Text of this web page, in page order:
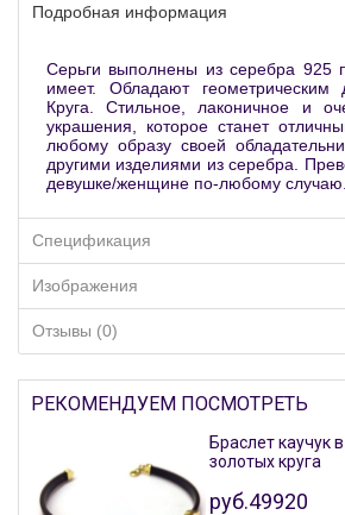
Подробная информация
Серьги выполнены из серебра 925
имеет. Обладают
Круга. Стильное, лаконичное и
украшения, которое станет
любому образу своей
другими изделиями из серебра.
девушке/женщине по-любому случаю.
Спецификация
Изображения
Отзывы (0)
РЕКОМЕНДУЕМ ПОСМОТРЕТЬ
Браслет каучук
золотых круга
руб.49920